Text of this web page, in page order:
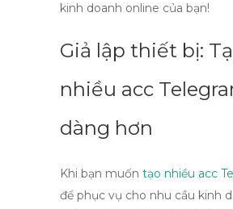
kinh doanh online của bạn!
Giả lập thiết bị:
nhiều acc
dàng hơn
Khi bạn muốn tạo nhiều acc
để phục vụ cho nhu cầu kinh